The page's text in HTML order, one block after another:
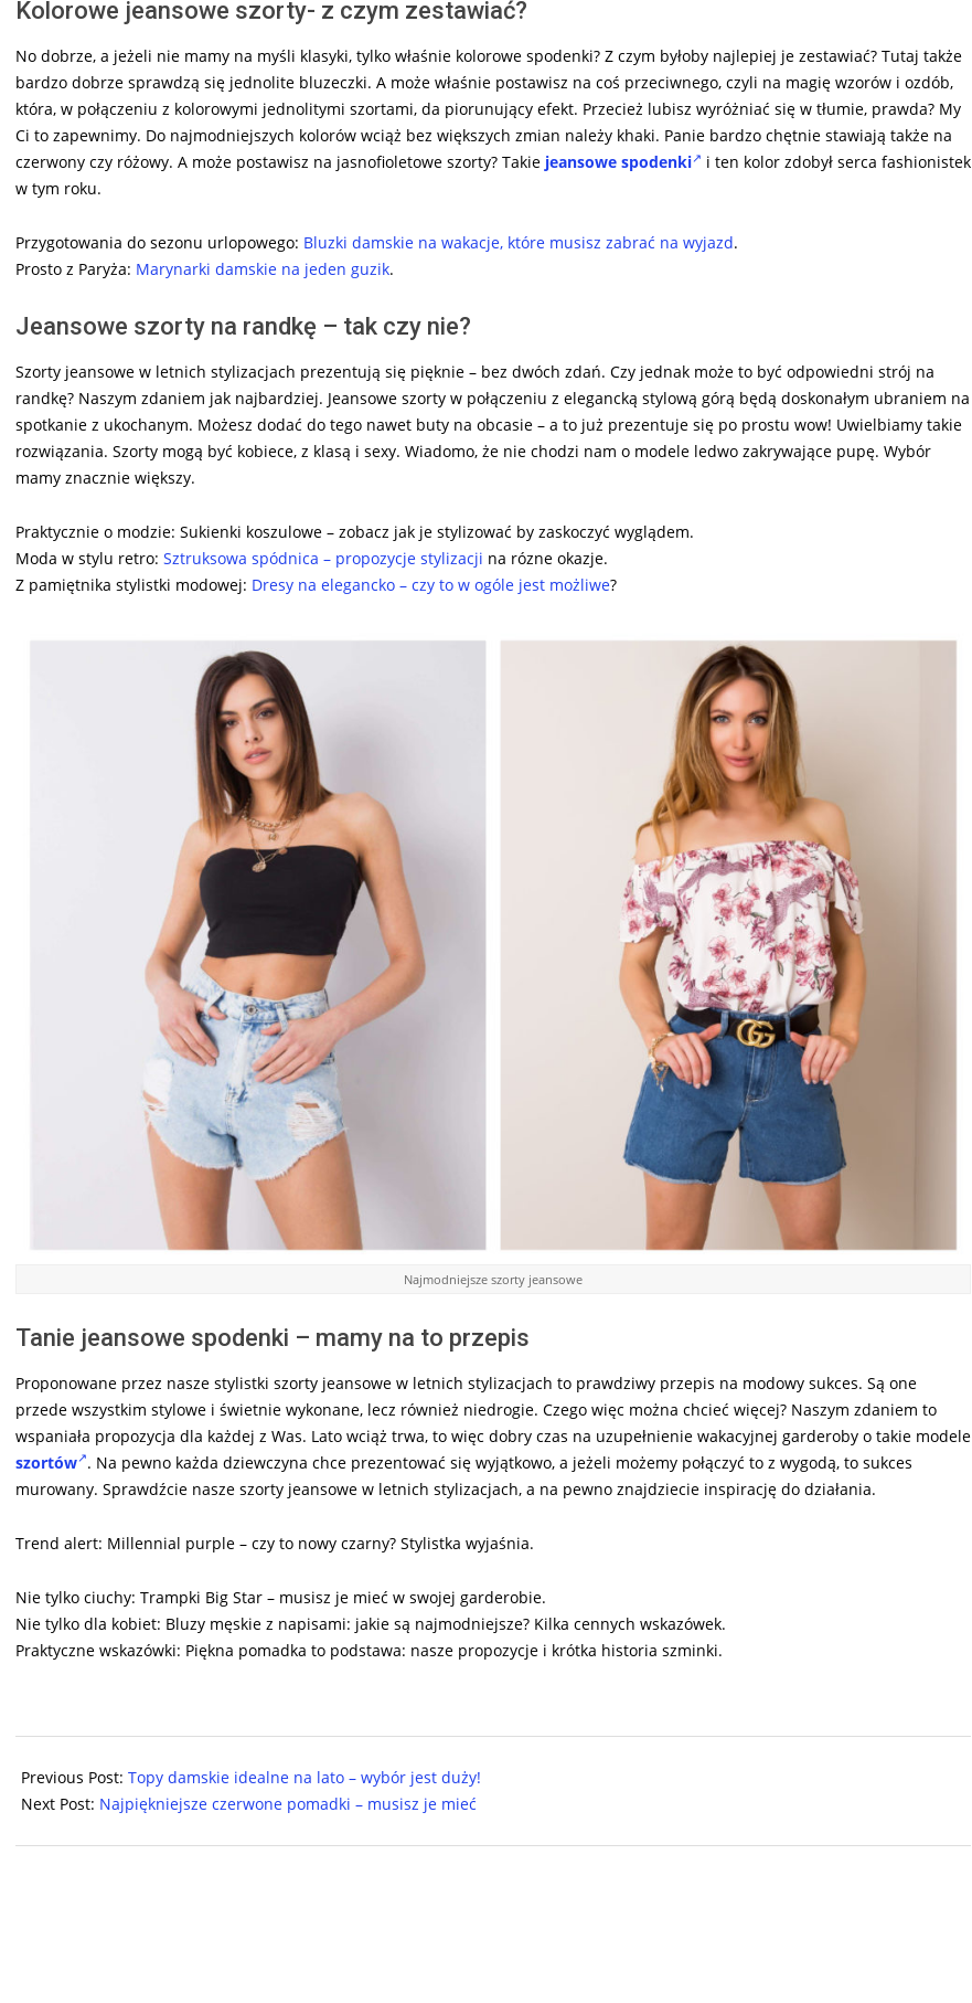
Kolorowe jeansowe szorty- z czym zestawiać?
No dobrze, a jeżeli nie mamy na myśli klasyki, tylko właśnie kolorowe spodenki? Z czym byłoby najlepiej je zestawiać? Tutaj także
bardzo dobrze sprawdzą się jednolite bluzeczki. A może właśnie postawisz na coś przeciwnego, czyli na magię wzorów i ozdób,
która, w połączeniu z kolorowymi jednolitymi szortami, da piorunujący efekt. Przecież lubisz wyróżniać się w tłumie, prawda? My
Ci to zapewnimy. Do najmodniejszych kolorów wciąż bez większych zmian należy khaki. Panie bardzo chętnie stawiają także na
czerwony czy różowy. A może postawisz na jasnofioletowe szorty? Takie jeansowe spodenki
i ten kolor zdobył serca fashionistek
w tym roku.
Przygotowania do sezonu urlopowego: Bluzki damskie na wakacje, które musisz zabrać na wyjazd.
Prosto z Paryża: Marynarki damskie na jeden guzik.
Jeansowe szorty na randkę – tak czy nie?
Szorty jeansowe w letnich stylizacjach prezentują się pięknie – bez dwóch zdań. Czy jednak może to być odpowiedni strój na
randkę? Naszym zdaniem jak najbardziej. Jeansowe szorty w połączeniu z elegancką stylową górą będą doskonałym ubraniem na
spotkanie z ukochanym. Możesz dodać do tego nawet buty na obcasie – a to już prezentuje się po prostu wow! Uwielbiamy takie
rozwiązania. Szorty mogą być kobiece, z klasą i sexy. Wiadomo, że nie chodzi nam o modele ledwo zakrywające pupę. Wybór
mamy znacznie większy.
Praktycznie o modzie: Sukienki koszulowe – zobacz jak je stylizować by zaskoczyć wyglądem.
Moda w stylu retro: Sztruksowa spódnica – propozycje stylizacji na rózne okazje.
Z pamiętnika stylistki modowej: Dresy na elegancko – czy to w ogóle jest możliwe?
Najmodniejsze szorty jeansowe
Tanie jeansowe spodenki – mamy na to przepis
Proponowane przez nasze stylistki szorty jeansowe w letnich stylizacjach to prawdziwy przepis na modowy sukces. Są one
przede wszystkim stylowe i świetnie wykonane, lecz również niedrogie. Czego więc można chcieć więcej? Naszym zdaniem to
wspaniała propozycja dla każdej z Was. Lato wciąż trwa, to więc dobry czas na uzupełnienie wakacyjnej garderoby o takie modele
szortów . Na pewno każda dziewczyna chce prezentować się wyjątkowo, a jeżeli możemy połączyć to z wygodą, to sukces
murowany. Sprawdźcie nasze szorty jeansowe w letnich stylizacjach, a na pewno znajdziecie inspirację do działania.
Trend alert: Millennial purple – czy to nowy czarny? Stylistka wyjaśnia.
Nie tylko ciuchy: Trampki Big Star – musisz je mieć w swojej garderobie.
Nie tylko dla kobiet: Bluzy męskie z napisami: jakie są najmodniejsze? Kilka cennych wskazówek.
Praktyczne wskazówki: Piękna pomadka to podstawa: nasze propozycje i krótka historia szminki.
07-
29
Previous Post: Topy damskie idealne na lato – wybór jest duży!
Next Post: Najpiękniejsze czerwone pomadki – musisz je mieć